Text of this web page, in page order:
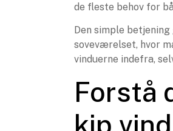
de fleste behov for
Den simple
soveværelset, hvor
vinduerne indefra,
Forstå
kip